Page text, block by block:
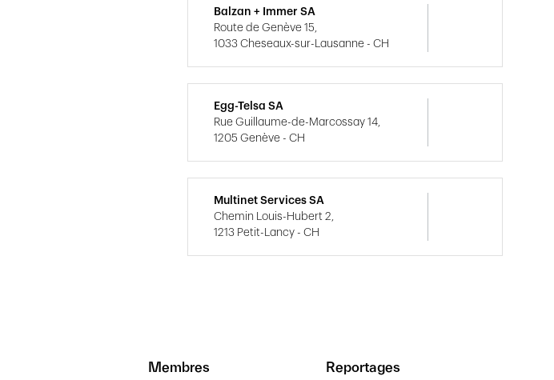
Balzan + Immer SA
Route de Genève 15,
1033 Cheseaux-sur-Lausanne - CH
Egg-Telsa SA
Rue Guillaume-de-Marcossay 14,
1205 Genève - CH
Multinet Services SA
Chemin Louis-Hubert 2,
1213 Petit-Lancy - CH
Membres Reportages